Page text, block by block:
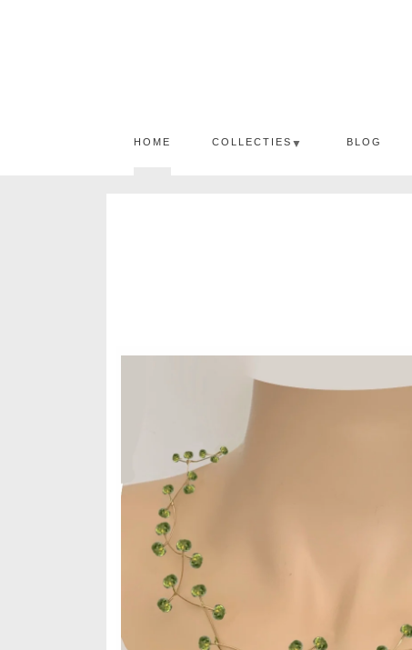
HOME COLLECTIES ▼ BLOG